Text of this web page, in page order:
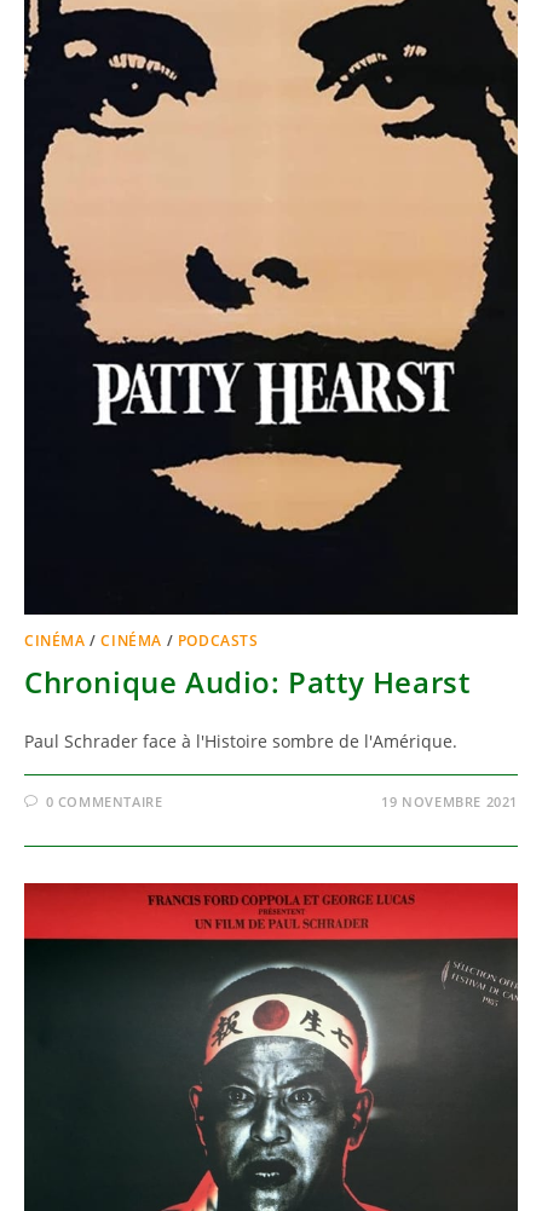
CINÉMA /CINÉMA / PODCASTS
Chronique Audio: Patty Hearst
Paul Schrader face à l'Histoire sombre de l'Amérique.
0 COMMENTAIRE 19 NOVEMBRE 2021